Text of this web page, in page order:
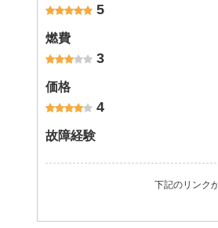
5
燃費
3
価格
4
故障経験
下記のリンク